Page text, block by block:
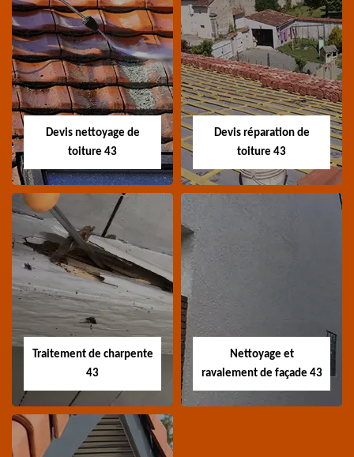
Recherche de fuite
toiture 43
Entreprise recherche
fuite de toiture 43
Devis toiture 43
Devis toiture 43 Haute-
Loire
Devis nettoyage de
toiture 43
Devis nettoyage de
toiture 43
Devis nettoyage de
toiture 43 Haute-Loire
Devis réparation de
toiture 43
toiture 43
Devis réparation de
toiture 43 Haute-Loire
Traitement de charpente
43
Nettoyage et
ravalement de façade 43